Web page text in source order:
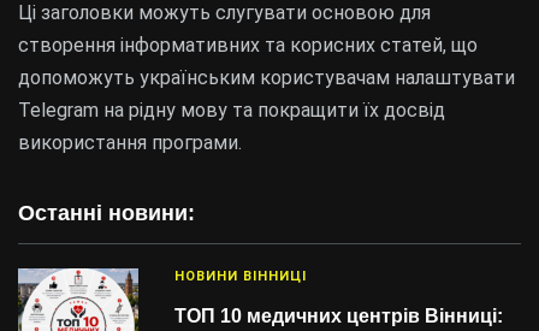
Останні новини:
НОВИНИ ВІННИЦІ
ТОП 10 медичних центрів Вінниці:
Ці заголовки можуть слугувати основою для
створення інформативних та корисних статей, що
допоможуть українським користувачам налаштувати
Telegram на рідну мову та покращити їх досвід
використання програми.